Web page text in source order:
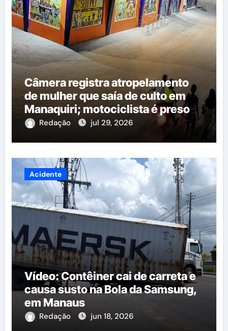
Câmera registra atropelamento
de mulher que saía de culto em
Manaquiri; motociclista é preso
Redação jul 29, 2026
Acidente
Vídeo: Contêiner cai de carreta e
causa susto na Bola da Samsung,
em Manaus
Redação jun 18, 2026